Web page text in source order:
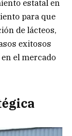
estatal en
para que
de lácteos,
exitosos
el mercado